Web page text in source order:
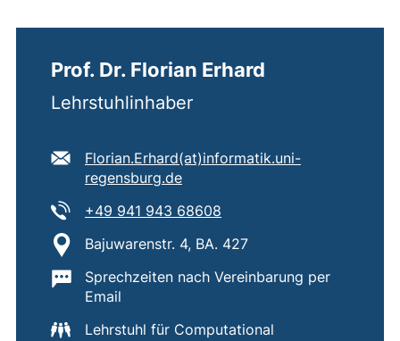
Prof. Dr. Florian Erhard
Lehrstuhlinhaber
E-Mail Adresse:
Florian.Erhard​(at)​informatik.uni-
regensburg.de(öffnet Ihr E-Mail-Programm)
Tel:
+49 941 943 68608
Standort:
Bajuwarenstr. 4, BA. 427
Wichtige Informationen:
Sprechzeiten nach Vereinbarung per
Email
Lehrstuhl für Computational